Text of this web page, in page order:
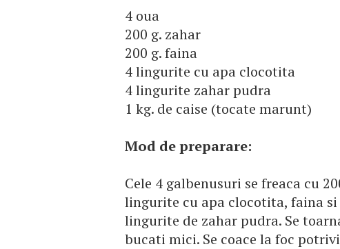
4 oua
200 g. zahar
200 g. faina
4 lingurite cu apa clocotita
4 lingurite zahar pudra
1 kg. de caise (tocate marunt)
Mod de preparare:
Cele 4 galbenusuri se freaca cu
lingurite cu apa clocotita, faina
lingurite de zahar pudra. Se
bucati mici. Se coace la foc